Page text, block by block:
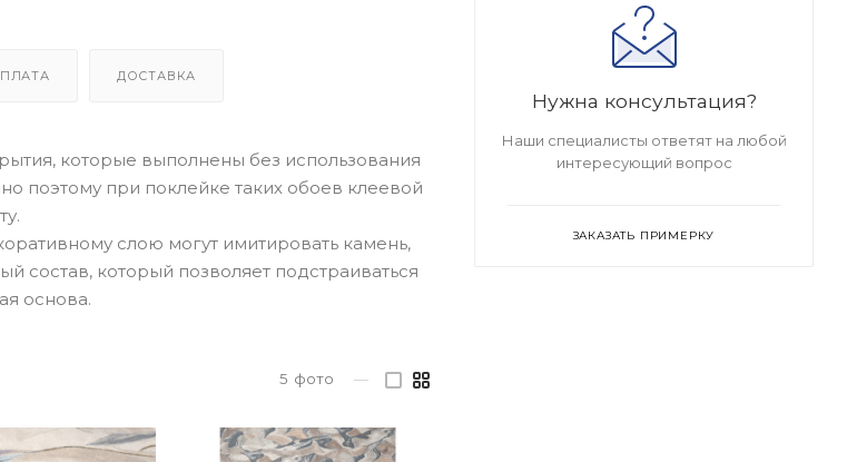
ДОСТАВКА
которые выполнены без использования
поэтому при поклейке таких обоев клеевой
слою могут имитировать камень,
состав, который позволяет подстраиваться
основа.
5 фото —
Нужна консультация?
Наши специалисты ответят на любой
интересующий вопрос
ЗАКАЗАТЬ ПРИМЕРКУ